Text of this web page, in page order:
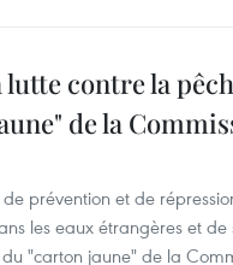
contre la
de la
prévention et de
les eaux étrangères et de
"carton jaune" de la